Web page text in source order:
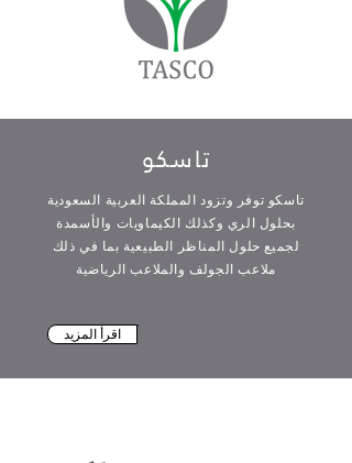
تاسكو
تاسكو توفر وتزود المملكة العربية السعودية
بحلول الري وكذلك الكيماويات والأسمدة
لجميع حلول المناظر الطبيعية بما في ذلك
ملاعب الجولف والملاعب الرياضية
اقرأ المزيد